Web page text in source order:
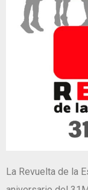
La Revuelta de la